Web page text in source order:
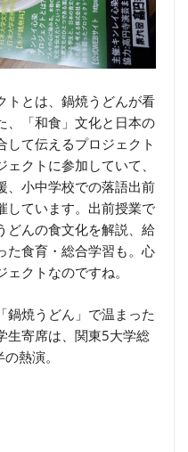
トとは、鍋焼うどんが看
、「和食」文化と日本の
して伝えるプロジェクト
クトに参加していて、
、小中学校での落語出前
しています。出前授業で
どんの食文化を解説、給
た食育・総合学習も。心
クトなのですね。
鍋焼うどん」で温まった
生寄席は、関東5大学総
熱演。